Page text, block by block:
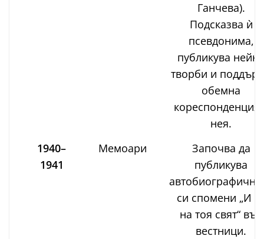
Ганчева).
Подсказва ѝ
псевдонима,
публикува
творби и
обемна
кореспонденция
нея.
1940–
1941
Мемоари
Започва да
публикува
си спомени „И
на тоя свят“ във
вестници.